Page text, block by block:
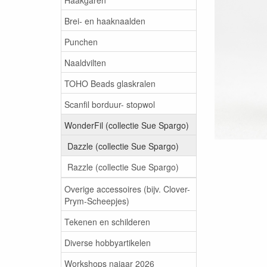
Brei- en haaknaalden
Punchen
Naaldvilten
TOHO Beads glaskralen
Scanfil borduur- stopwol
WonderFil (collectie Sue Spargo)
Dazzle (collectie Sue Spargo)
Razzle (collectie Sue Spargo)
Overige accessoires (bijv. Clover-
Prym-Scheepjes)
Tekenen en schilderen
Diverse hobbyartikelen
Workshops najaar 2026